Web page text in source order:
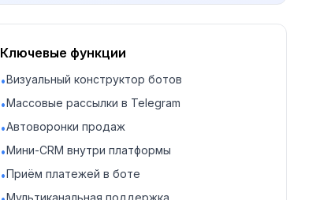
Ключевые функции
•Визуальный конструктор ботов
•Массовые рассылки в Telegram
•Автоворонки продаж
•Мини-CRM внутри платформы
•Приём платежей в боте
Мультиканальная поддержка